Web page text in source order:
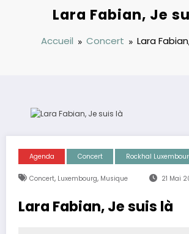
Lara Fabian, Je
Accueil Concert Lara
Agenda Concert Rockhal
Concert, Luxembourg, Musique 21 Mai
Lara Fabian, Je suis là